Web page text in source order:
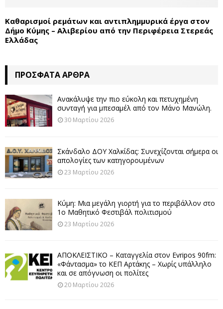
Καθαρισμοί ρεμάτων και αντιπλημμυρικά έργα στον
Δήμο Κύμης – Αλιβερίου από την Περιφέρεια Στερεάς
Ελλάδας
ΠΡΌΣΦΑΤΑ ΆΡΘΡΑ
Ανακάλυψε την πιο εύκολη και πετυχημένη
συνταγή για μπεσαμέλ από τον Μάνο Μανώλη.
30 Μαρτίου 2026
Σκάνδαλο ΔΟΥ Χαλκίδας: Συνεχίζονται σήμερα οι
απολογίες των κατηγορουμένων
23 Μαρτίου 2026
Κύμη: Μια μεγάλη γιορτή για το περιβάλλον στο
1ο Μαθητικό Φεστιβάλ πολιτισμού
23 Μαρτίου 2026
ΑΠΟΚΛΕΙΣΤΙΚΟ – Καταγγελία στον Evripos 90fm:
«Φάντασμα» το ΚΕΠ Αρτάκης – Χωρίς υπάλληλο
και σε απόγνωση οι πολίτες
20 Μαρτίου 2026